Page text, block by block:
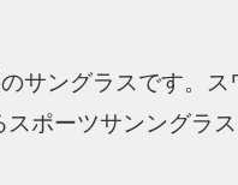
サングラスです。
ポーツサンングラス